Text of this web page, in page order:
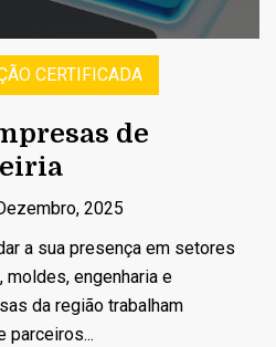
CERTIFICADA
de
2025
a sua presença em setores
engenharia e
da região trabalham
parceiros...